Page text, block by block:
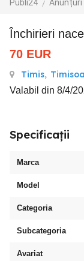
Publi24 Anunțuri
Închirieri
70 EUR
Timis,
Valabil din 8/4/
Specificații
Marca
Model
Categoria
Subcategoria
Avariat